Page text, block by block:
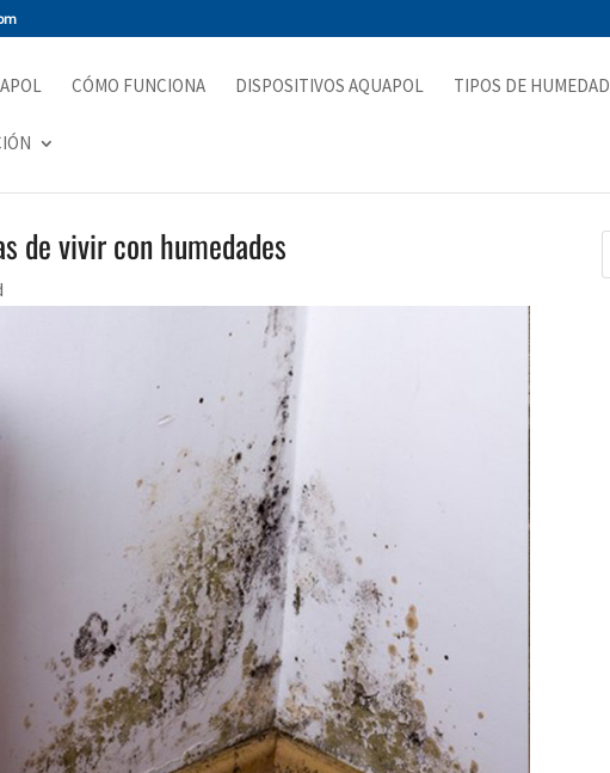
CÓMO FUNCIONA DISPOSITIVOS AQUAPOL TIPOS DE HUMEDAD
de vivir con humedades